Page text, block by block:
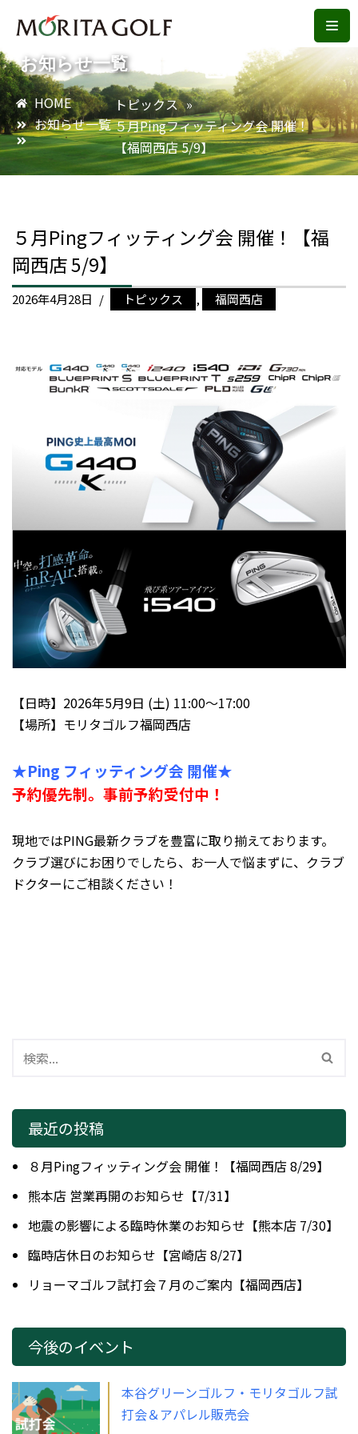
ン
テ
ン
ツ
へ
ス
プ
お知らせ一覧
HOME
お知らせ一覧
トピックス »
５月Pingフィッティング会 開催！
【福岡西店 5/9】
５月Pingフィッティング会 開催！【福
岡西店 5/9】
2026年4月28日 トピックス , 福岡西店
【日時】2026年5月9日 (土) 11:00～17:00
【場所】モリタゴルフ福岡西店
★Ping フィッティング会 開催★
予約優先制。事前予約受付中！
現地ではPING最新クラブを豊富に取り揃えております。
クラブ選びにお困りでしたら、お一人で悩まずに、クラブ
ドクターにご相談ください！
最近の投稿
８月Pingフィッティング会 開催！【福岡西店 8/29】
熊本店 営業再開のお知らせ【7/31】
地震の影響による臨時休業のお知らせ【熊本店 7/30】
臨時店休日のお知らせ【宮崎店 8/27】
リョーマゴルフ試打会７月のご案内【福岡西店】
今後のイベント
本谷グリーンゴルフ・モリタゴルフ試
打会＆アパレル販売会